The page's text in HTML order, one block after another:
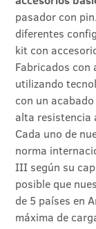
pasador con
diferentes
kit con
Fabricados
utilizando
con un
alta resistencia
Cada uno de
norma
III según su
posible que
de 5 países en
máxima de